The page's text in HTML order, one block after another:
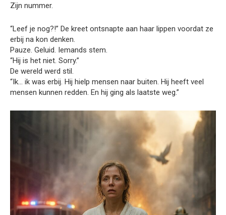
Zijn nummer.
“Leef je nog?!” De kreet ontsnapte aan haar lippen voordat ze
erbij na kon denken.
Pauze. Geluid. Iemands stem.
“Hij is het niet. Sorry.”
De wereld werd stil.
“Ik… ik was erbij. Hij hielp mensen naar buiten. Hij heeft veel
mensen kunnen redden. En hij ging als laatste weg.”